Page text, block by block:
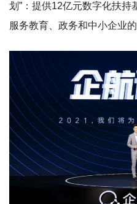
划”：提供12亿元数字化扶
服务教育、政务和中小企业的